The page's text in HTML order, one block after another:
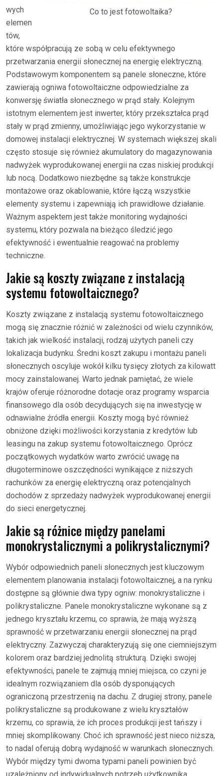
Co to jest fotowoltaika?
wych
elemen
tów,
które współpracują ze sobą w celu efektywnego
przetwarzania energii słonecznej na energię elektryczną.
Podstawowym komponentem są panele słoneczne, które
zawierają ogniwa fotowoltaiczne odpowiedzialne za
konwersję światła słonecznego w prąd stały. Kolejnym
istotnym elementem jest inwerter, który przekształca prąd
stały w prąd zmienny, umożliwiając jego wykorzystanie w
domowej instalacji elektrycznej. W systemach większej skali
często stosuje się również akumulatory do magazynowania
nadwyżek wyprodukowanej energii na czas niskiej produkcji
lub nocą. Dodatkowo niezbędne są także konstrukcje
montażowe oraz okablowanie, które łączą wszystkie
elementy systemu i zapewniają ich prawidłowe działanie.
Ważnym aspektem jest także monitoring wydajności
systemu, który pozwala na bieżąco śledzić jego
efektywność i ewentualnie reagować na problemy
techniczne.
Jakie są koszty związane z instalacją
systemu fotowoltaicznego?
Koszty związane z instalacją systemu fotowoltaicznego
mogą się znacznie różnić w zależności od wielu czynników,
takich jak wielkość instalacji, rodzaj użytych paneli czy
lokalizacja budynku. Średni koszt zakupu i montażu paneli
słonecznych oscyluje wokół kilku tysięcy złotych za kilowatt
mocy zainstalowanej. Warto jednak pamiętać, że wiele
krajów oferuje różnorodne dotacje oraz programy wsparcia
finansowego dla osób decydujących się na inwestycję w
odnawialne źródła energii. Koszty mogą być również
obniżone dzięki możliwości korzystania z kredytów lub
leasingu na zakup systemu fotowoltaicznego. Oprócz
początkowych wydatków warto zwrócić uwagę na
długoterminowe oszczędności wynikające z niższych
rachunków za energię elektryczną oraz potencjalnych
dochodów z sprzedaży nadwyżek wyprodukowanej energii
do sieci energetycznej.
Jakie są różnice między panelami
monokrystalicznymi a polikrystalicznymi?
Wybór odpowiednich paneli słonecznych jest kluczowym
elementem planowania instalacji fotowoltaicznej, a na rynku
dostępne są głównie dwa typy ogniw: monokrystaliczne i
polikrystaliczne. Panele monokrystaliczne wykonane są z
jednego kryształu krzemu, co sprawia, że mają wyższą
sprawność w przetwarzaniu energii słonecznej na prąd
elektryczny. Zazwyczaj charakteryzują się one ciemniejszym
kolorem oraz bardziej jednolitą strukturą. Dzięki swojej
efektywności, panele te zajmują mniej miejsca, co czyni je
idealnym rozwiązaniem dla osób dysponujących
ograniczoną przestrzenią na dachu. Z drugiej strony, panele
polikrystaliczne są produkowane z wielu kryształów
krzemu, co sprawia, że ich proces produkcji jest tańszy i
mniej skomplikowany. Choć ich sprawność jest nieco niższa,
to nadal oferują dobrą wydajność w warunkach słonecznych.
Wybór między tymi dwoma typami paneli powinien być